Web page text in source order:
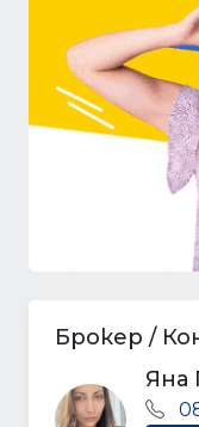
Брокер /
Яна